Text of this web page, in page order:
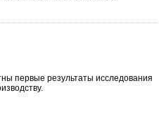
первые результаты исследования